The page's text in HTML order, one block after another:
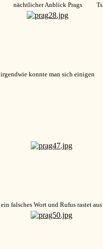
nächtlicher Anblick Prags
irgendwie konnte man sich einigen
ein falsches Wort und Rufus rastet aus